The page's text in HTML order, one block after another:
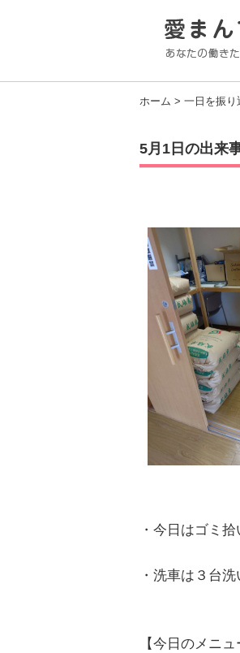
ホーム > 一日を振り
5月1日の出来
・今日はゴミ
・洗車は３台
【今日のメニュ